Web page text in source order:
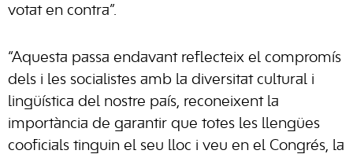
votat en contra”.
“Aquesta passa endavant reflecteix el compromís
dels i les socialistes amb la diversitat cultural i
lingüística del nostre país, reconeixent la
importància de garantir que totes les llengües
cooficials tinguin el seu lloc i veu en el Congrés, la